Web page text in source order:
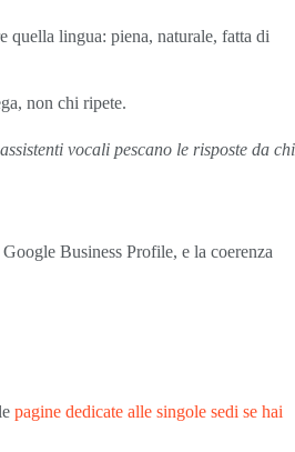
quella lingua: piena, naturale, fatta di
non chi ripete.
vocali pescano le risposte da chi
Business Profile, e la coerenza
pagine dedicate alle singole sedi se hai